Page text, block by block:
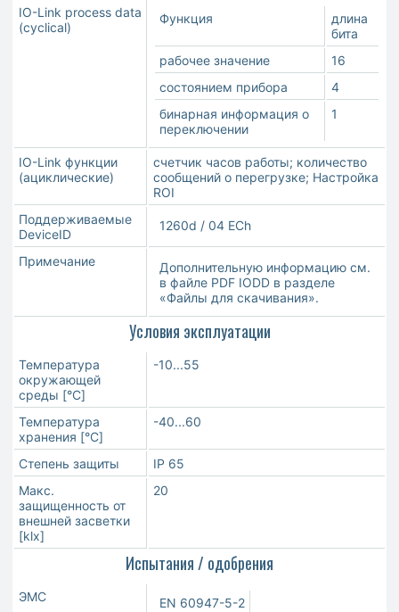
IO-Link process data
(cyclical)
Функция
длина
бита
рабочее значение
16
состоянием прибора
4
бинарная информация о
переключении
1
IO-Link функции
(ациклические)
счетчик часов работы; количество
сообщений о перегрузке; Настройка
ROI
Поддерживаемые
DeviceID
1260d / 04 ECh
Примечание
Дополнительную информацию см.
в файле PDF IODD в разделе
«Файлы для скачивания».
Условия эксплуатации
Температура
окружающей
среды [°C]
-10...55
Температура
хранения [°C]
-40...60
Степень защиты
IP 65
Макс.
защищенность от
внешней засветки
[klx]
20
Испытания / одобрения
ЭMC EN 60947-5-2